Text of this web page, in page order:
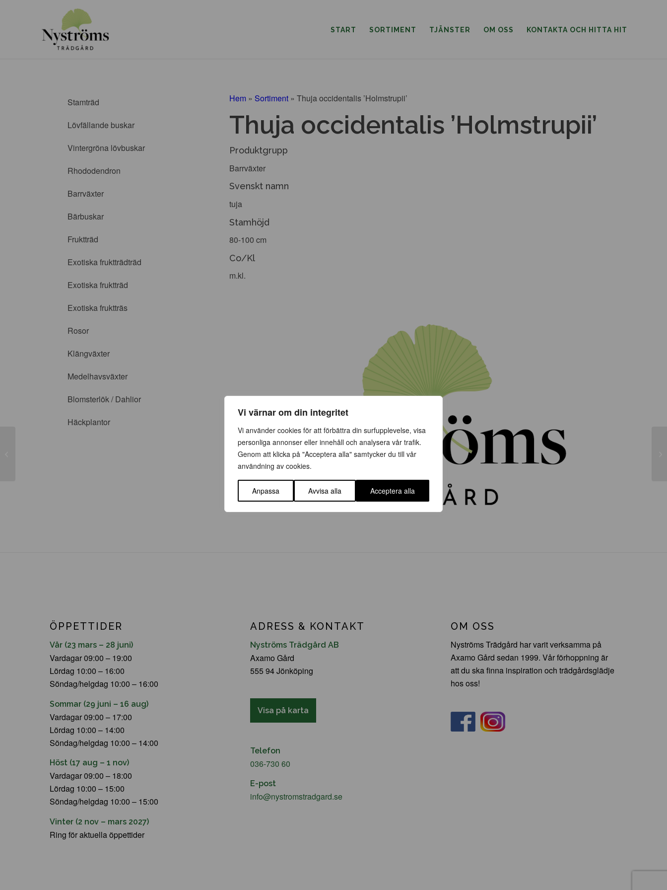
Vi värnar om din integritet
Vi använder cookies för att förbättra din surfupplevelse, visa
personliga annonser eller innehåll och analysera vår trafik.
Genom att klicka på "Acceptera alla" samtycker du till vår
användning av cookies.
Anpassa Avvisa alla Acceptera alla
START SORTIMENT TJÄNSTER OM OSS KONTAKTA OCH HITTA HIT
Stamträd
Lövfällande buskar
Vintergröna lövbuskar
Rhododendron
Barrväxter
Bärbuskar
Fruktträd
Exotiska fruktträdträd
Exotiska fruktträd
Exotiska fruktträs
Rosor
Klängväxter
Medelhavsväxter
Blomsterlök / Dahlior
Häckplantor
Hem » Sortiment » Thuja occidentalis ’Holmstrupii’
Thuja occidentalis ’Holmstrupii’
Produktgrupp
Barrväxter
Svenskt namn
tuja
Stamhöjd
80-100 cm
Co/Kl
m.kl.
ÖPPETTIDER
Vår (23 mars – 28 juni)
Vardagar 09:00 – 19:00
Lördag 10:00 – 16:00
Söndag/helgdag 10:00 – 16:00
Sommar (29 juni – 16 aug)
Vardagar 09:00 – 17:00
Lördag 10:00 – 14:00
Söndag/helgdag 10:00 – 14:00
Höst (17 aug – 1 nov)
Vardagar 09:00 – 18:00
Lördag 10:00 – 15:00
Söndag/helgdag 10:00 – 15:00
Vinter (2 nov – mars 2027)
Ring för aktuella öppettider
ADRESS & KONTAKT
Nyströms Trädgård AB
Axamo Gård
555 94 Jönköping
Visa på karta
Telefon
036-730 60
E-post
info@nystromstradgard.se
OM OSS
Nyströms Trädgård har varit verksamma på
Axamo Gård sedan 1999. Vår förhoppning är
att du ska finna inspiration och trädgårdsglädje
hos oss!